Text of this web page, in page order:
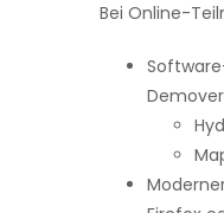
Bei Online-